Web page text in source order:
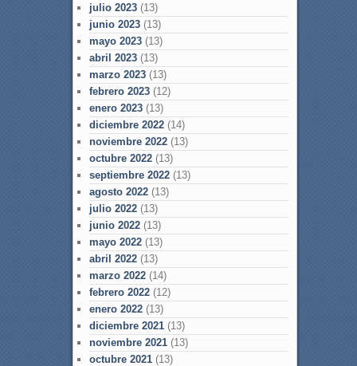
julio 2023(13)
junio 2023(13)
mayo 2023(13)
abril 2023(13)
marzo 2023(13)
febrero 2023(12)
enero 2023(13)
diciembre 2022(14)
noviembre 2022(13)
octubre 2022(13)
septiembre 2022(13)
agosto 2022(13)
julio 2022(13)
junio 2022(13)
mayo 2022(13)
abril 2022(13)
marzo 2022(14)
febrero 2022(12)
enero 2022(13)
diciembre 2021(13)
noviembre 2021(13)
octubre 2021(13)